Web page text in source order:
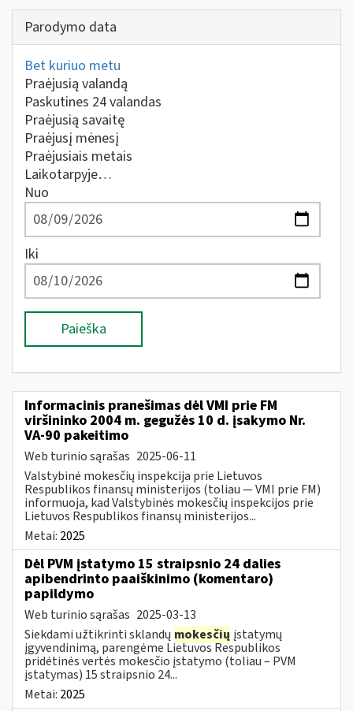
Parodymo data
Bet kuriuo metu
Praėjusią valandą
Paskutines 24 valandas
Praėjusią savaitę
Praėjusį mėnesį
Praėjusiais metais
Laikotarpyje…
Nuo
Iki
Paieška
Informacinis pranešimas dėl VMI prie FM
viršininko 2004 m. gegužės 10 d. įsakymo Nr.
VA-90 pakeitimo
Web turinio sąrašas 2025-06-11
Valstybinė mokesčių inspekcija prie Lietuvos
Respublikos finansų ministerijos (toliau ― VMI prie FM)
informuoja, kad Valstybinės mokesčių inspekcijos prie
Lietuvos Respublikos finansų ministerijos...
Metai: 2025
Dėl PVM įstatymo 15 straipsnio 24 dalies
apibendrinto paaiškinimo (komentaro)
papildymo
Web turinio sąrašas 2025-03-13
Siekdami užtikrinti sklandų mokesčių įstatymų
įgyvendinimą, parengėme Lietuvos Respublikos
pridėtinės vertės mokesčio įstatymo (toliau – PVM
įstatymas) 15 straipsnio 24...
Metai: 2025